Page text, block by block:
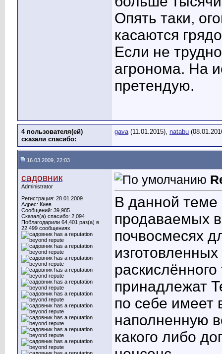
Опять таки,
касаются
Если не
агронома. На
претендую.
4 пользователя(ей)
сказали cпасибо:
gava(11.01.2015), natabu
16.03.2009, 22:03
садовник
Administrator
Регистрация: 28.01.2009
Адрес: Киев.
Сообщений: 39,985
Сказал(а) спасибо: 2,094
Поблагодарили 64,401 раз(а) в
22,499 сообщениях
В данной теме
продаваемых
почвосмесях
принадлежат
по себе имеет
наполненную
какого либо